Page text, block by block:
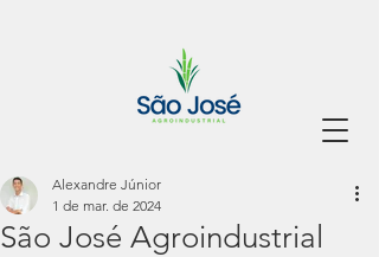
São José Agroindustrial
Alexandre Júnior
1 de mar. de 2024